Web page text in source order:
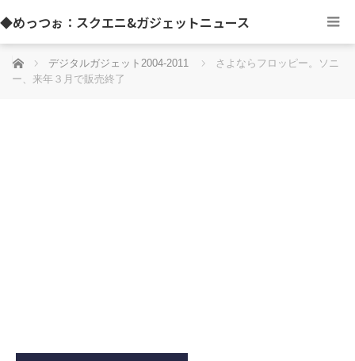
◆めっつぉ：スクエニ&ガジェットニュース
ホーム デジタルガジェット2004-2011
さよならフロッピー。ソニ
ー、来年３月で販売終了